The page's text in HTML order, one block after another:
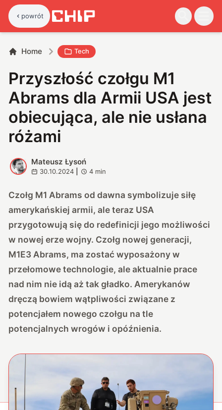
powrót
Home Tech
Przyszłość czołgu M1
Abrams dla Armii USA jest
obiecująca, ale nie usłana
różami
M
Mateusz Łysoń
30.10.2024 4 min
Czołg M1 Abrams od dawna symbolizuje siłę
amerykańskiej armii, ale teraz USA
przygotowują się do redefinicji jego możliwości
w nowej erze wojny. Czołg nowej generacji,
M1E3 Abrams, ma zostać wyposażony w
przełomowe technologie, ale aktualnie prace
nad nim nie idą aż tak gładko. Amerykanów
dręczą bowiem wątpliwości związane z
potencjałem nowego czołgu na tle
potencjalnych wrogów i opóźnienia.